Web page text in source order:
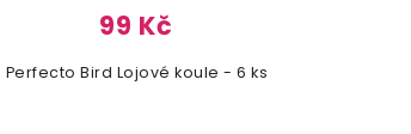
99 Kč
Perfecto Bird Lojové koule - 6 ks